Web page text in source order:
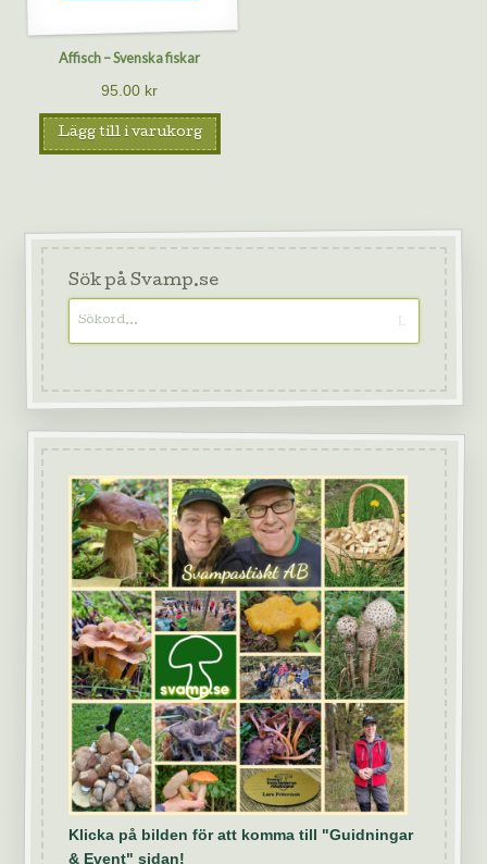
Affisch – Svenska fiskar
95.00 kr
Lägg till i varukorg
Sök på Svamp.se
Klicka på bilden för att komma till "Guidningar
& Event" sidan!